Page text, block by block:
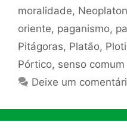
moralidade,
oriente, paganismo,
Pitágoras, Platão,
Pórtico, senso comum
Deixe um